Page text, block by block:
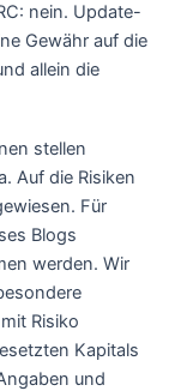
nein. Update-
Gewähr auf die
allein die
stellen
Auf die Risiken
Für
Blogs
werden. Wir
Risiko
Kapitals
und